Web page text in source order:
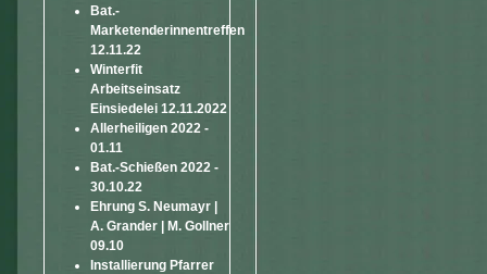
Bat.-
Marketenderinnentreffen
12.11.22
Winterfit
Arbeitseinsatz
Einsiedelei 12.11.2022
Allerheiligen 2022 -
01.11
Bat.-Schießen 2022 -
30.10.22
Ehrung S. Neumayr |
A. Grander | M. Gollner
09.10
Installierung Pfarrer